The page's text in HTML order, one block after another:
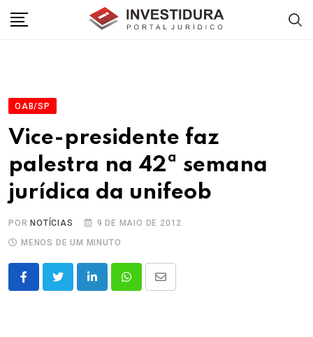
OAB/SP
Vice-presidente faz
palestra na 42ª semana
jurídica da unifeob
POR NOTÍCIAS
9 DE MAIO DE 2012
MENOS DE UM MINUTO
LinkedInWhatsappShare